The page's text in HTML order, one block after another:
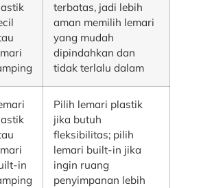
terbatas, jadi lebih
aman memilih lemari
yang mudah
dipindahkan dan
tidak terlalu dalam
in
Pilih lemari plastik
jika butuh
fleksibilitas; pilih
lemari built-in jika
ingin ruang
penyimpanan lebih